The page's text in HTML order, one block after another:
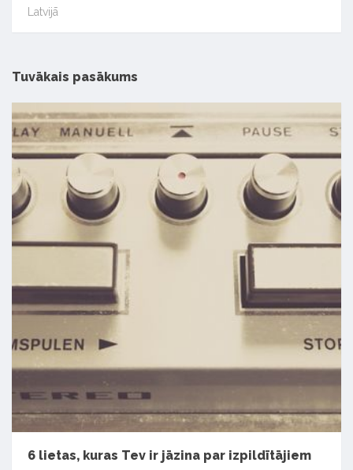
Latvijā
Tuvākais pasākums
6 lietas, kuras Tev ir jāzina par izpildītājiem